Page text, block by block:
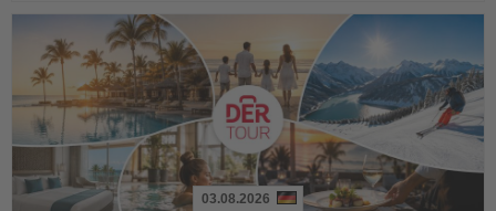
03.08.2026